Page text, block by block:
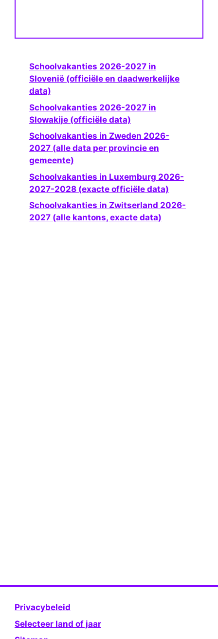
Schoolvakanties 2026-2027 in
Slovenië (officiële en daadwerkelijke
data)
Schoolvakanties 2026-2027 in
Slowakije (officiële data)
Schoolvakanties in Zweden 2026-
2027 (alle data per provincie en
gemeente)
Schoolvakanties in Luxemburg 2026-
2027-2028 (exacte officiële data)
Schoolvakanties in Zwitserland 2026-
2027 (alle kantons, exacte data)
Privacybeleid
Selecteer land of jaar